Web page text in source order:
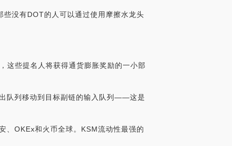
没有DOT的人可以通过使用摩擦水龙头
这些提名人将获得通货膨胀奖励的一小部
队列移动到目标副链的输入队列——这是
、OKEx和火币全球。KSM流动性最强的